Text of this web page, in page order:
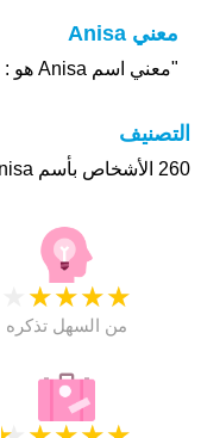
معني Anisa
"معني اسم Anisa هو : "رفيق، صديق مخلص
التصنيف
260 الأشخاص بأسم Anisa صوت على اسمائهم . من فضلك
★
★
★
★
من السهل تذكره